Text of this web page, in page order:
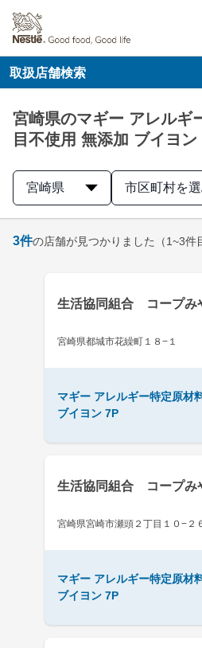
取扱店舗検索
宮崎県のマギー アレルギ
目不使用 無添加 ブイヨ
宮崎県 市区町村を
3件の店舗が見つかりました （1~3件
生活協同組合 コープみ
宮崎県都城市花繰町１８−１
マギー アレルギー特定原材
ブイヨン 7P
生活協同組合 コープみ
宮崎県宮崎市瀬頭２丁目１０−２
マギー アレルギー特定原材
ブイヨン 7P